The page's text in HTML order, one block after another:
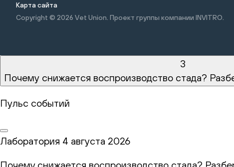
Карта сайта
Copyright © 2026 Vet Union. Проект группы компании INVITRO.
3
Почему снижается воспроизводство стада?
Пульс событий
Лаборатория 4 августа 2026
Почему снижается воспроизводство стада?